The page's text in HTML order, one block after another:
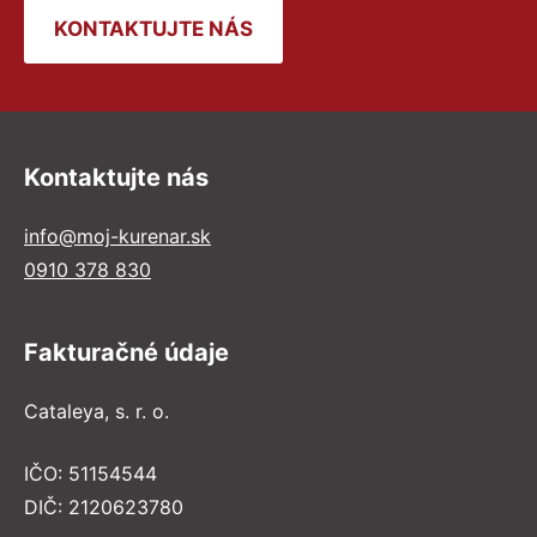
KONTAKTUJTE NÁS
Kontaktujte nás
info@moj-kurenar.sk
0910 378 830
Fakturačné údaje
Cataleya, s. r. o.
IČO: 51154544
DIČ: 2120623780